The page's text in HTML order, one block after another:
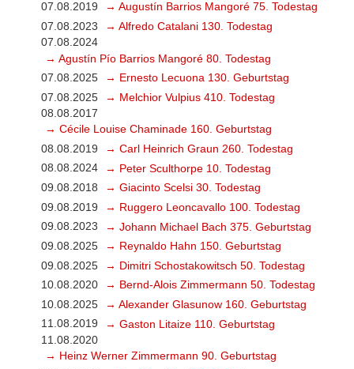
07.08.2019
→ Augustín Barrios Mangoré 75. Todestag
07.08.2023
→ Alfredo Catalani 130. Todestag
07.08.2024
→ Agustín Pío Barrios Mangoré 80. Todestag
07.08.2025
→ Ernesto Lecuona 130. Geburtstag
07.08.2025
→ Melchior Vulpius 410. Todestag
08.08.2017
→ Cécile Louise Chaminade 160. Geburtstag
08.08.2019
→ Carl Heinrich Graun 260. Todestag
08.08.2024
→ Peter Sculthorpe 10. Todestag
09.08.2018
→ Giacinto Scelsi 30. Todestag
09.08.2019
→ Ruggero Leoncavallo 100. Todestag
09.08.2023
→ Johann Michael Bach 375. Geburtstag
09.08.2025
→ Reynaldo Hahn 150. Geburtstag
09.08.2025
→ Dimitri Schostakowitsch 50. Todestag
10.08.2020
→ Bernd-Alois Zimmermann 50. Todestag
10.08.2025
→ Alexander Glasunow 160. Geburtstag
11.08.2019
→ Gaston Litaize 110. Geburtstag
11.08.2020
→ Heinz Werner Zimmermann 90. Geburtstag